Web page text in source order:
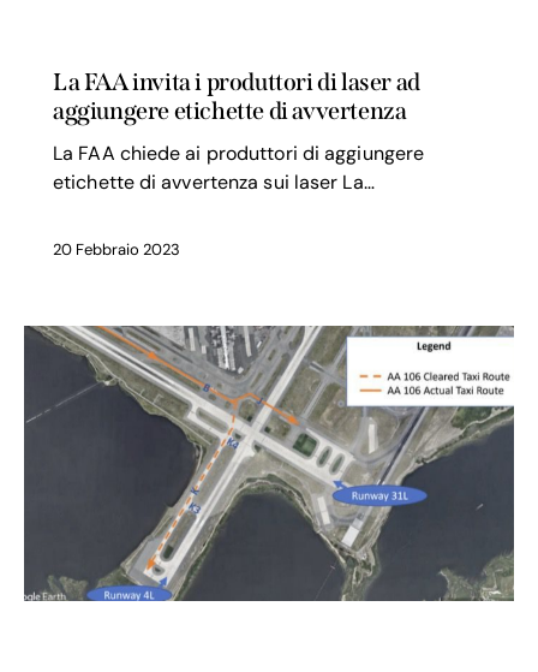
La FAA invita i produttori di laser ad
aggiungere etichette di avvertenza
La FAA chiede ai produttori di aggiungere
etichette di avvertenza sui laser La…
20 Febbraio 2023